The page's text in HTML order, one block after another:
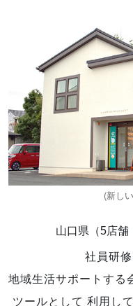
山口県（5店
社員研
地域生活サポートする
ツールとして 利用し